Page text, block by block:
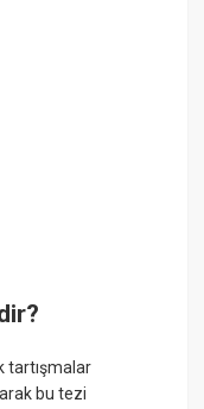
tartışmalar
bu tezi